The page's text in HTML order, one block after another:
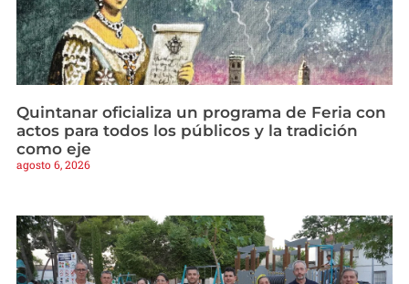
Quintanar oficializa un programa de Feria con
actos para todos los públicos y la tradición
como eje
agosto 6, 2026